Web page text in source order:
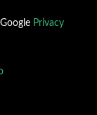
Privacy